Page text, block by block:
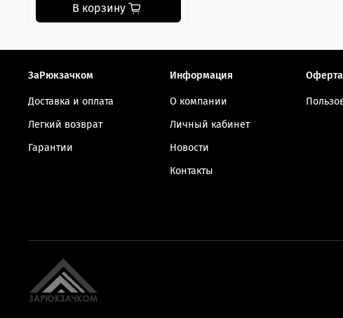
В корзину
ЗаРюкзачком
Доставка и оплата
Легкий возврат
Гарантии
Информация
О компании
Личный кабинет
Новости
Контакты
Оферта